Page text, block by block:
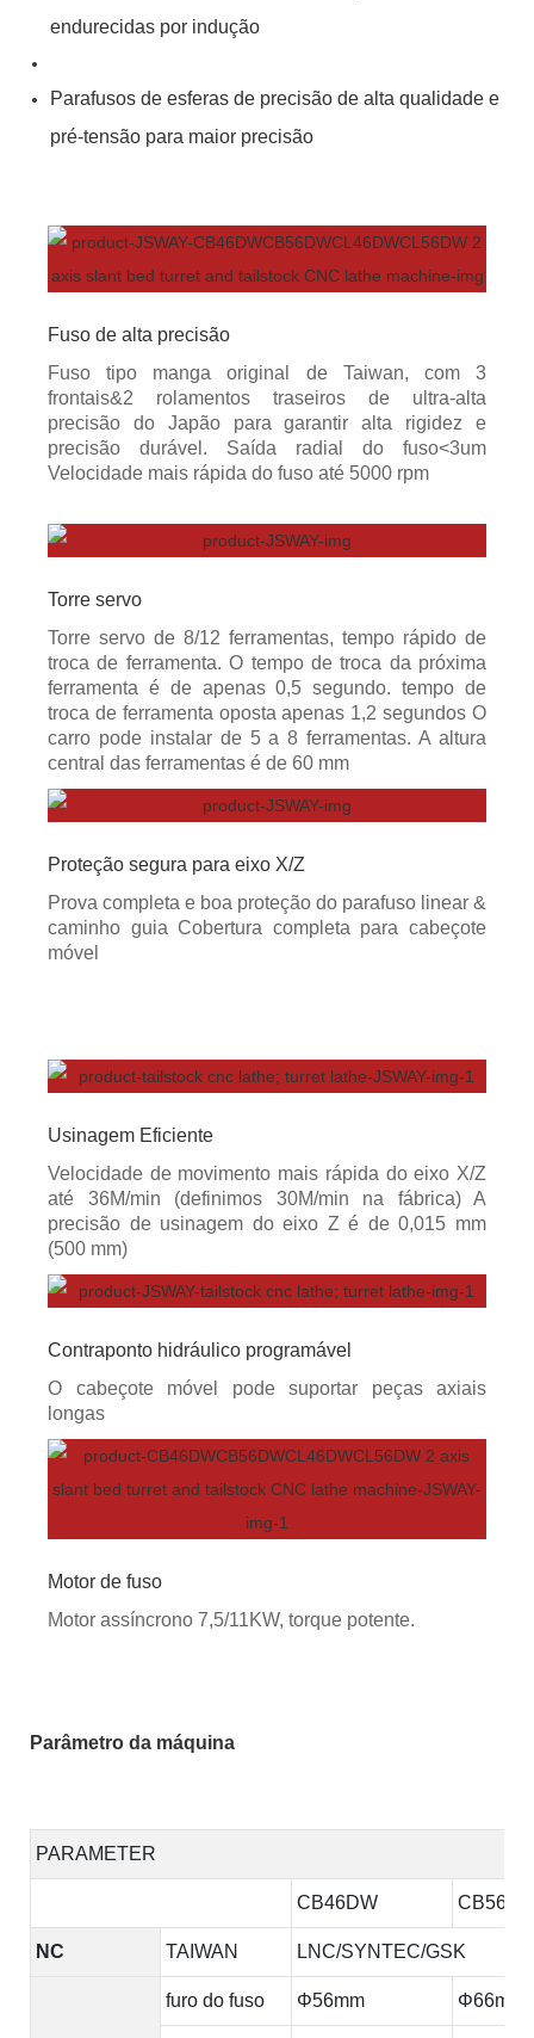
endurecidas por indução
Parafusos de esferas de precisão de alta qualidade e
pré-tensão para maior precisão
Fuso de alta precisão
Fuso tipo manga original de Taiwan, com 3
frontais&2 rolamentos traseiros de ultra-alta
precisão do Japão para garantir alta rigidez e
precisão durável. Saída radial do fuso<3um
Velocidade mais rápida do fuso até 5000 rpm
Torre servo
Torre servo de 8/12 ferramentas, tempo rápido de
troca de ferramenta. O tempo de troca da próxima
ferramenta é de apenas 0,5 segundo. tempo de
troca de ferramenta oposta apenas 1,2 segundos O
carro pode instalar de 5 a 8 ferramentas. A altura
central das ferramentas é de 60 mm
Proteção segura para eixo X/Z
Prova completa e boa proteção do parafuso linear &
caminho guia Cobertura completa para cabeçote
móvel
Usinagem Eficiente
Velocidade de movimento mais rápida do eixo X/Z
até 36M/min (definimos 30M/min na fábrica) A
precisão de usinagem do eixo Z é de 0,015 mm
(500 mm)
Contraponto hidráulico programável
O cabeçote móvel pode suportar peças axiais
longas
Motor de fuso
Motor assíncrono 7,5/11KW, torque potente.
Parâmetro da máquina
PARAMETER
CB46DW
NC TAIWAN LNC/SYNTEC/GSK
furo do fuso Φ56mm Φ66mm